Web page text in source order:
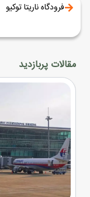
فرودگاه ناریتا توکیو
مقالات پربازدید